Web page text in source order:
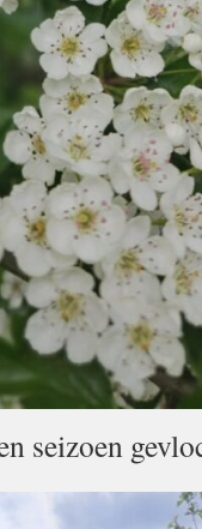
seizoen